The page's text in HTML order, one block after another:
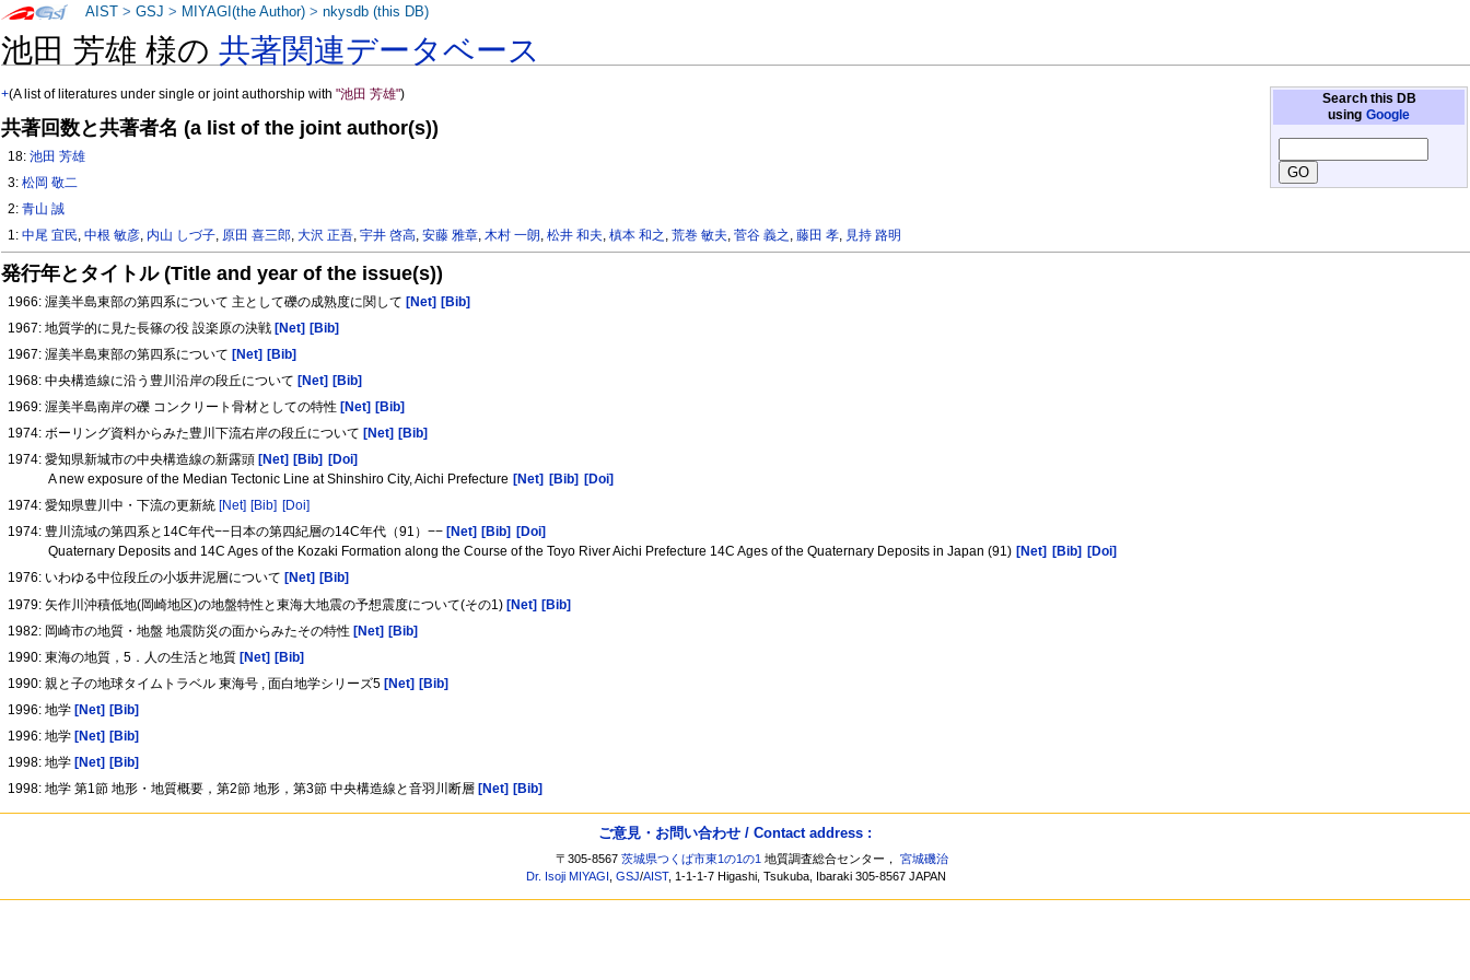
池田 芳雄 様の共著関連データベース
Search this DB
using Google
+(A list of literatures under single or joint authorship with"池田 芳雄")
共著回数と共著者名 (a list of the joint author(s))
18:池田 芳雄
3:松岡 敬二
2:青山 誠
1:中尾 宜民,中根 敏彦, 内山 しづ子, 原田 喜三郎,大沢 正吾,宇井 啓高,安藤 雅章,木村 一朗,松井 和夫,槙本 和之 ,荒巻 敏夫,菅谷 義之 ,藤田 孝, 見持 路明
発行年とタイトル (Title and year of the issue(s))
1966: 渥美半島東部の第四系について 主として礫の成熟度に関して [Net] [Bib]
1967: 地質学的に見た長篠の役 設楽原の決戦 [Net] [Bib]
1967: 渥美半島東部の第四系について [Net] [Bib]
1968: 中央構造線に沿う豊川沿岸の段丘について [Net] [Bib]
1969: 渥美半島南岸の礫 コンクリート骨材としての特性 [Net] [Bib]
1974: ボーリング資料からみた豊川下流右岸の段丘について [Net] [Bib]
1974: 愛知県新城市の中央構造線の新露頭 [Net] [Bib]
[Doi]
A new exposure of the Median Tectonic Line at Shinshiro City, Aichi Prefecture [Net] [Bib]
[Doi]
1974: 愛知県豊川中・下流の更新統 [Net] [Bib] [Doi]
1974: 豊川流域の第四系と14C年代−−日本の第四紀層の14C年代（91）−− [Net] [Bib]
[Doi]
Quaternary Deposits and 14C Ages of the Kozaki Formation along the Course of the Toyo River Aichi Prefecture 14C Ages of the Quaternary Deposits in Japan (91) [Net] [Bib]
[Doi]
1976: いわゆる中位段丘の小坂井泥層について [Net] [Bib]
1979: 矢作川沖積低地(岡崎地区)の地盤特性と東海大地震の予想震度について(その1)[Net] [Bib]
1982: 岡崎市の地質・地盤 地震防災の面からみたその特性[Net] [Bib]
1990: 東海の地質，5．人の生活と地質[Net] [Bib]
1990: 親と子の地球タイムトラベル 東海号 , 面白地学シリーズ5[Net] [Bib]
1996: 地学[Net] [Bib]
1996: 地学[Net] [Bib]
1998: 地学[Net] [Bib]
1998: 地学 第1節 地形・地質概要，第2節 地形，第3節 中央構造線と音羽川断層[Net] [Bib]
AIST >GSJ > MIYAGI(the Author) >nkysdb (this DB)
ご意見・お問い合わせ / Contact address :
〒305-8567茨城県つくば市東1の1の1 地質調査総合センター，宮城磯治
Dr. Isoji MIYAGI ,GSJ/AIST, 1-1-1-7 Higashi, Tsukuba, Ibaraki 305-8567 JAPAN